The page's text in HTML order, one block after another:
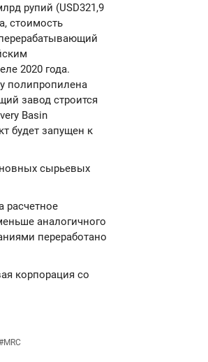
рупий (USD321,9
стоимость
2020 года.
полипропилена
завод строится
Basin
будет запущен к
сырьевых
расчетное
аналогичного
переработано
корпорация со
MRC